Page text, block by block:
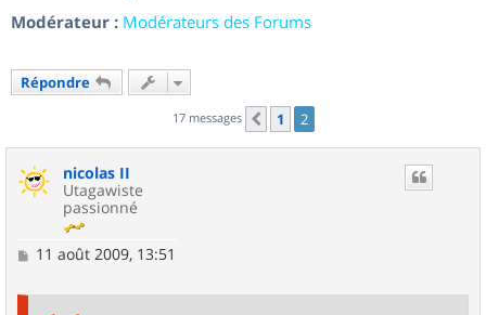
Modérateur : Modérateurs des Forums
Répondre
17 messages Précédent
1 2
nicolas II
Utagawiste
passionné
M11 août 2009, 13:51